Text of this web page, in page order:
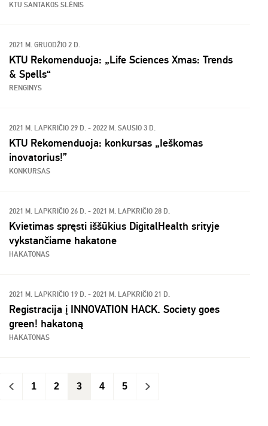
KTU SANTAKOS SLĖNIS
2021 M. GRUODŽIO 2 D.
KTU Rekomenduoja: „Life Sciences Xmas: Trends
& Spells“
RENGINYS
2021 M. LAPKRIČIO 29 D. - 2022 M. SAUSIO 3 D.
KTU Rekomenduoja: konkursas „Ieškomas
inovatorius!”
KONKURSAS
2021 M. LAPKRIČIO 26 D. - 2021 M. LAPKRIČIO 28 D.
Kvietimas spręsti iššūkius DigitalHealth srityje
vykstančiame hakatone
HAKATONAS
2021 M. LAPKRIČIO 19 D. - 2021 M. LAPKRIČIO 21 D.
Registracija į INNOVATION HACK. Society goes
green! hakatoną
HAKATONAS
< 1 2 3 4 5 >